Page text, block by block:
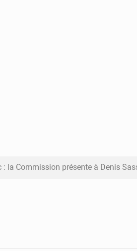
la Commission présente à Denis Sassou
célèbre 393 nouveaux diplômés et mise sur